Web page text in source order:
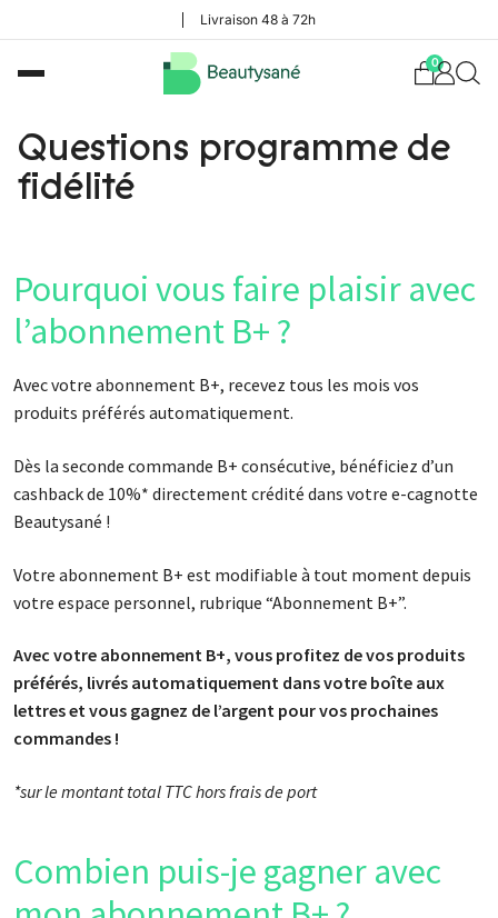
Livraison 48 à 72h
0
Questions programme de
fidélité
Pourquoi vous faire plaisir avec
l’abonnement B+ ?
Avec votre abonnement B+, recevez tous les mois vos
produits préférés automatiquement.
Dès la seconde commande B+ consécutive, bénéficiez d’un
cashback de 10%* directement crédité dans votre e-cagnotte
Beautysané !
Votre abonnement B+ est modifiable à tout moment depuis
votre espace personnel, rubrique “Abonnement B+”.
Avec votre abonnement B+, vous profitez de vos produits
préférés, livrés automatiquement dans votre boîte aux
lettres et vous gagnez de l’argent pour vos prochaines
commandes !
*sur le montant total TTC hors frais de port
Combien puis-je gagner avec